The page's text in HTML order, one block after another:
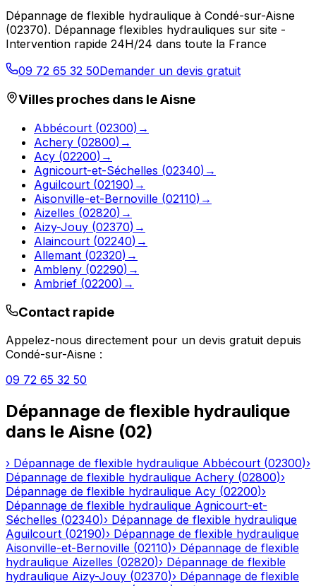
Dépannage de flexible hydraulique à Condé-sur-Aisne
(02370). Dépannage flexibles hydrauliques sur site -
Intervention rapide 24H/24 dans toute la France
09 72 65 32 50Demander un devis gratuit
Villes proches dans leAisne
Abbécourt (02300) →
Achery (02800) →
Acy (02200) →
Agnicourt-et-Séchelles (02340) →
Aguilcourt (02190) →
Aisonville-et-Bernoville (02110) →
Aizelles (02820) →
Aizy-Jouy (02370) →
Alaincourt (02240) →
Allemant (02320) →
Ambleny (02290) →
Ambrief (02200) →
Contact rapide
Appelez-nous directement pour un devis gratuit depuis
Condé-sur-Aisne :
09 72 65 32 50
Dépannage de flexible hydraulique
dans le Aisne (02)
› Dépannage de flexible hydraulique Abbécourt (02300)›
Dépannage de flexible hydraulique Achery (02800)›
Dépannage de flexible hydraulique Acy (02200)›
Dépannage de flexible hydraulique Agnicourt-et-
Séchelles (02340)› Dépannage de flexible hydraulique
Aguilcourt (02190)› Dépannage de flexible hydraulique
Aisonville-et-Bernoville (02110)› Dépannage de flexible
hydraulique Aizelles (02820)› Dépannage de flexible
hydraulique Aizy-Jouy (02370)› Dépannage de flexible